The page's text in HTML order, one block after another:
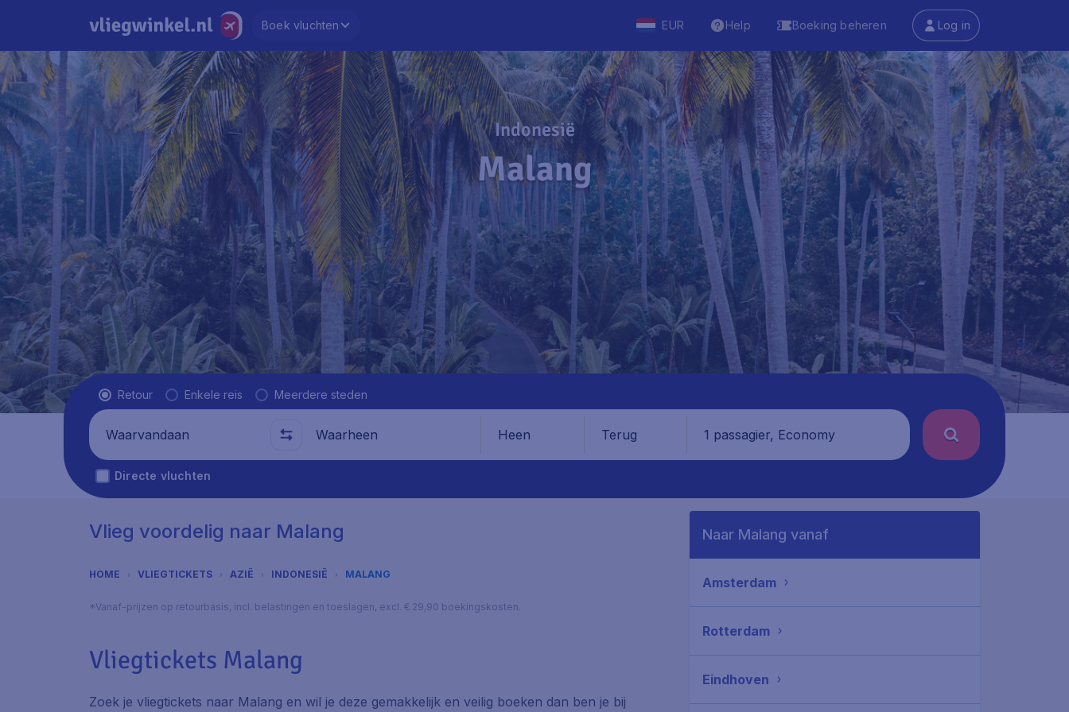
Boek vluchten EUR Help Boeking beheren Log in
Indonesië
Malang
Vluchttype
Retour Enkele reis Meerdere steden
Waarvandaan Waarheen Heen Terug 1 passagier, Economy
Directe vluchten
Vlieg voordelig naar Malang
HOME VLIEGTICKETS AZIË INDONESIË MALANG
*Vanaf-prijzen op retourbasis, incl. belastingen en toeslagen, excl. € 29,90 boekingskosten.
Vliegtickets Malang
Zoek je vliegtickets naar Malang en wil je deze gemakkelijk en veilig boeken dan ben je bij
Naar Malang vanaf
Amsterdam
Rotterdam
Eindhoven